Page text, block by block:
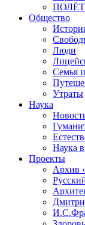
ПОЛЁТ
Общество
Люди
Семья
Утраты
Наука
Наука
Проекты
Архив